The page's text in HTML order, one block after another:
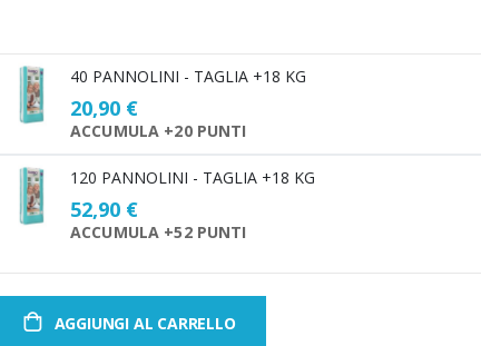
Scegli
quantità
40 PANNOLINI - TAGLIA +18 KG
20,90 €
ACCUMULA +20 PUNTI
120 PANNOLINI - TAGLIA +18 KG
52,90 €
ACCUMULA +52 PUNTI
AGGIUNGI AL CARRELLO